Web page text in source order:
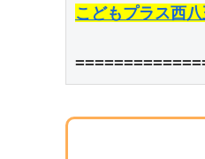
こどもプラス西